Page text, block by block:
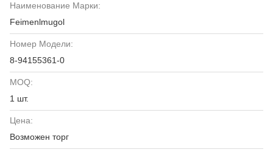
Наименование Марки:
Feimenlmugol
Номер Модели:
8-94155361-0
MOQ:
1 шт.
Цена:
Возможен торг